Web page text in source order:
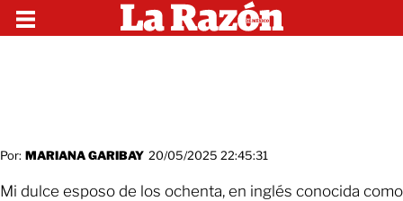
Por: MARIANA GARIBAY 20/05/2025 22:45:31
Mi dulce esposo de los ochenta, en inglés conocida como